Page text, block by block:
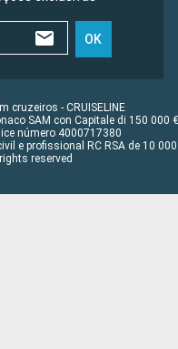
OK
cruzeiros - CRUISELINE
SAM con Capitale di 150 000 €
número 4000717380
e profissional RC RSA de 10 000
reserved